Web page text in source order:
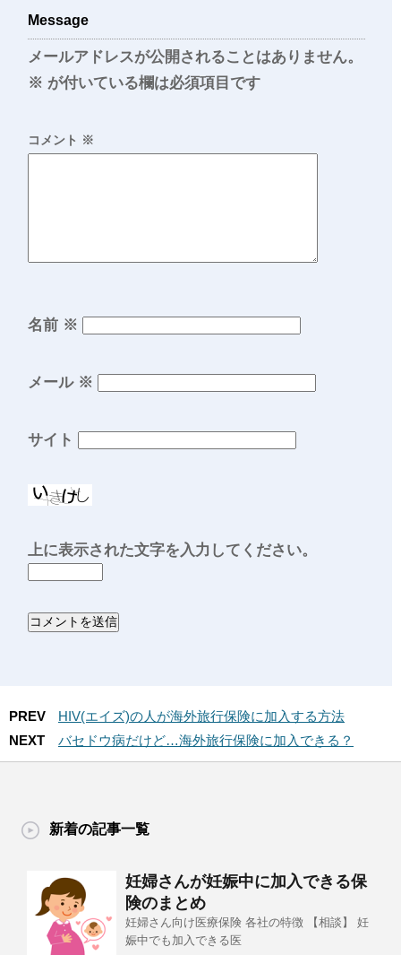
Message
メールアドレスが公開されることはありません。
※ が付いている欄は必須項目です
コメント ※
名前 ※
メール ※
サイト
上に表示された文字を入力してください。
PREV
HIV(エイズ)の人が海外旅行保険に加入する方法
NEXT
バセドウ病だけど…海外旅行保険に加入できる？
新着の記事一覧
妊婦さんが妊娠中に加入できる保
険のまとめ
妊婦さん向け医療保険 各社の特徴 【相談】 妊
娠中でも加入できる医